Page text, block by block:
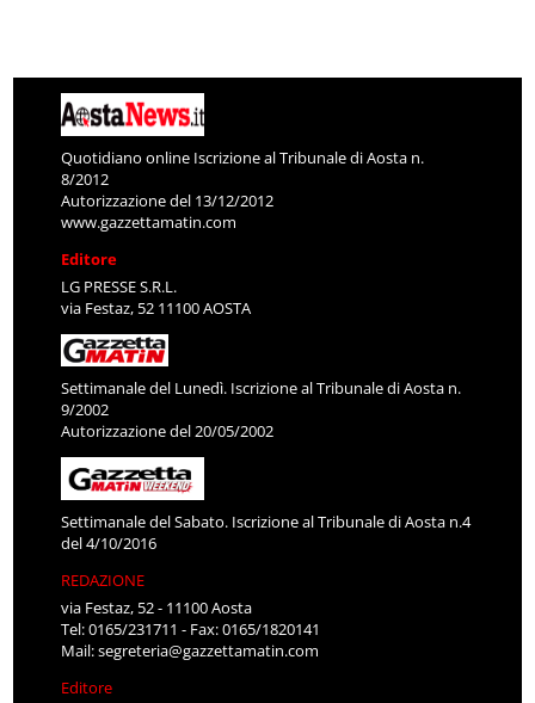
Quotidiano online Iscrizione al Tribunale di Aosta n.
8/2012
Autorizzazione del 13/12/2012
www.gazzettamatin.com
Editore
LG PRESSE S.R.L.
via Festaz, 52 11100 AOSTA
Settimanale del Lunedì. Iscrizione al Tribunale di Aosta n.
9/2002
Autorizzazione del 20/05/2002
Settimanale del Sabato. Iscrizione al Tribunale di Aosta n.4
del 4/10/2016
REDAZIONE
via Festaz, 52 - 11100 Aosta
Tel: 0165/231711 - Fax: 0165/1820141
Mail:segreteria@gazzettamatin.com
Editore